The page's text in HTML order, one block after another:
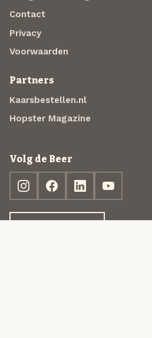
Contact
Privacy
Voorwaarden
Partners
Kaarsbestellen.nl
Hopster Magazine
Volg de Beer